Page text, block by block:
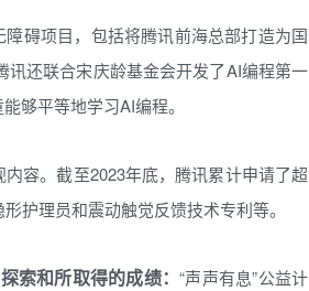
碍项目，包括将腾讯前海总部打造为国
还联合宋庆龄基金会开发了AI编程第一
够平等地学习AI编程。
容。截至2023年底，腾讯累计申请了超
护理员和震动触觉反馈技术专利等。
索和所取得的成绩： “声声有息”公益计